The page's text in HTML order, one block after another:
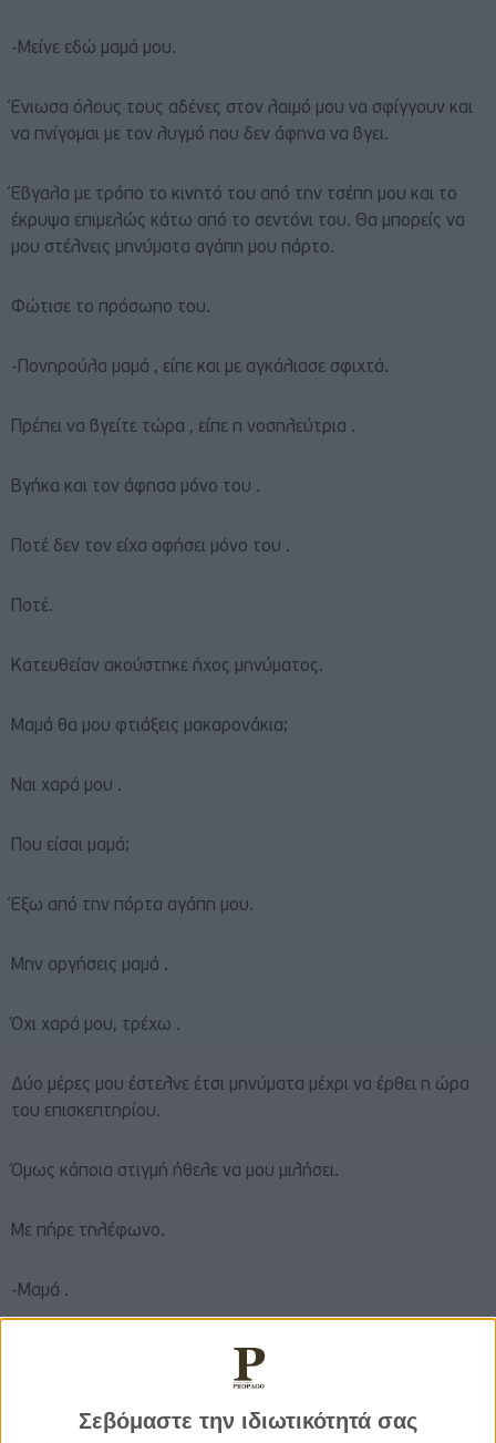
Σεβόμαστε την ιδιωτικότητά σας
-Μείνε εδώ μαμά μου.
Ένιωσα όλους τους αδένες στον λαιμό μου να σφίγγουν και
να πνίγομαι με τον λυγμό που δεν άφηνα να βγει.
Έβγαλα με τρόπο το κινητό του από την τσέπη μου και το
έκρυψα επιμελώς κάτω από το σεντόνι του. Θα μπορείς να
μου στέλνεις μηνύματα αγάπη μου πάρτο.
Φώτισε το πρόσωπο του.
-Πονηρούλα μαμά , είπε και με αγκάλιασε σφιχτά.
Πρέπει να βγείτε τώρα , είπε η νοσηλεύτρια .
Βγήκα και τον άφησα μόνο του .
Ποτέ δεν τον είχα αφήσει μόνο του .
Ποτέ.
Κατευθείαν ακούστηκε ήχος μηνύματος.
Μαμά θα μου φτιάξεις μακαρονάκια;
Ναι χαρά μου .
Που είσαι μαμά;
Έξω από την πόρτα αγάπη μου.
Μην αργήσεις μαμά .
Όχι χαρά μου, τρέχω .
Δύο μέρες μου έστελνε έτσι μηνύματα μέχρι να έρθει η ώρα
του επισκεπτηρίου.
Όμως κάποια στιγμή ήθελε να μου μιλήσει.
Με πήρε τηλέφωνο.
-Μαμά .
-Έλα εδώ μαμά .Έλα εδώ.